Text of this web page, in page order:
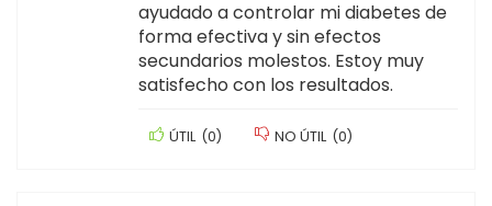
ayudado a controlar mi diabetes de
forma efectiva y sin efectos
secundarios molestos. Estoy muy
satisfecho con los resultados.
ÚTIL (0) NO ÚTIL (0)